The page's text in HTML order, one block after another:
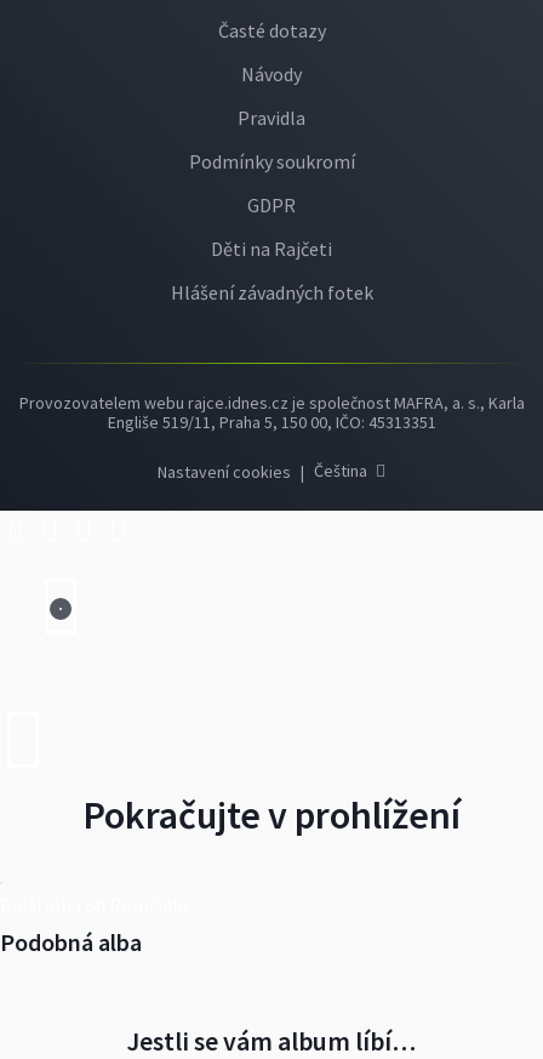
Časté dotazy
Návody
Pravidla
Podmínky soukromí
GDPR
Děti na Rajčeti
Hlášení závadných fotek
Provozovatelem webu rajce.idnes.cz je společnost MAFRA, a. s., Karla
Engliše 519/11, Praha 5, 150 00, IČO: 45313351
Nastavení cookies | Čeština
Pokračujte v prohlížení
Podobná alba
Jestli se vám album líbí…